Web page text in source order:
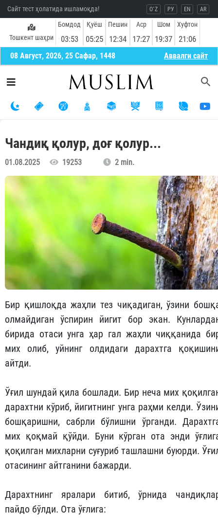
Сайт тест ҳолатида ишламоқда! O`Z РУ EN AR
Тошкент шаҳри
Бомдод
03:53
Қуёш
05:25
Пешин
12:34
Аср
17:27
Шом
19:37
Хуфтон
21:06
08 Август, 2026, 25 Сафар, 1448 Aввалги сайт
Чандиқ қолур, доғ қолур...
01.08.2025 19253 2 min.
Бир қишлоқда жаҳли тез чиқадиган, ўзини
олмайдиган ўспирин йигит бор экан.
бирида отаси унга ҳар гал жаҳли чиққанида
мих олиб, уйнинг олдидаги дарахтга
айтди.
Ўғил шундай қила бошлади. Бир неча мих
дарахтни кўриб, йигитнинг унга раҳми келди.
бошқаришни, сабрли бўлишни ўрганди.
мих қоқмай қўйди. Буни кўрган ота энди
қоқилган михларни суғуриб ташлашни буюрди.
отасининг айтганини бажарди.
Дарахтнинг яралари битиб, ўрнида
пайдо бўлди. Ота ўғлига: